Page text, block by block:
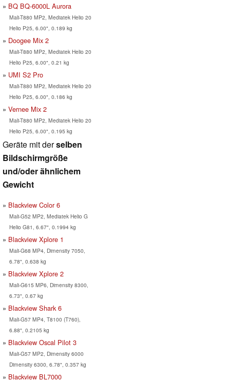
BQ BQ-6000L Aurora
Mali-T880 MP2, Mediatek Helio 20
Helio P25, 6.00", 0.189 kg
Doogee Mix 2
Mali-T880 MP2, Mediatek Helio 20
Helio P25, 6.00", 0.21 kg
UMI S2 Pro
Mali-T880 MP2, Mediatek Helio 20
Helio P25, 6.00", 0.186 kg
Vernee Mix 2
Mali-T880 MP2, Mediatek Helio 20
Helio P25, 6.00", 0.195 kg
Geräte mit derselben
Bildschirmgröße
und/oder ähnlichem
Gewicht
Blackview Color 6
Mali-G52 MP2, Mediatek Helio G
Helio G81, 6.67", 0.1994 kg
Blackview Xplore 1
Mali-G68 MP4, Dimensity 7050,
6.78", 0.638 kg
Blackview Xplore 2
Mali-G615 MP6, Dimensity 8300,
6.73", 0.67 kg
Blackview Shark 6
Mali-G57 MP4, T8100 (T760),
6.88", 0.2105 kg
Blackview Oscal Pilot 3
Mali-G57 MP2, Dimensity 6000
Dimensity 6300, 6.78", 0.357 kg
Blackview BL7000